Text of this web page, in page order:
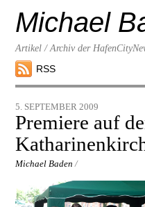
contentMichael
Artikel / Archiv der
RSS
5. SEPTEMBER 2009
Premiere auf
Michael Baden /